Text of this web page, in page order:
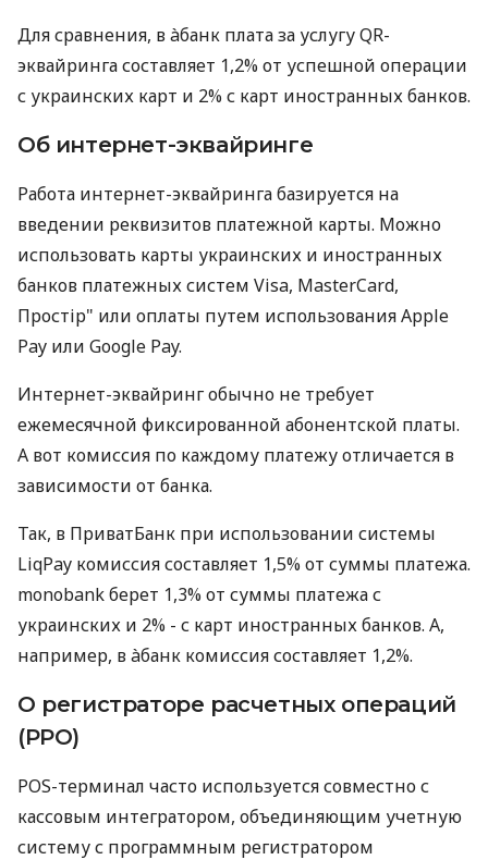
Для сравнения, в àбанк плата за услугу QR-
эквайринга составляет 1,2% от успешной операции
с украинских карт и 2% с карт иностранных банков.
Об интернет-эквайринге
Работа интернет-эквайринга базируется на
введении реквизитов платежной карты. Можно
использовать карты украинских и иностранных
банков платежных систем Visa, MasterCard,
Простір" или оплаты путем использования Apple
Pay или Google Pay.
Интернет-эквайринг обычно не требует
ежемесячной фиксированной абонентской платы.
А вот комиссия по каждому платежу отличается в
зависимости от банка.
Так, в ПриватБанк при использовании системы
LiqPay комиссия составляет 1,5% от суммы платежа.
monobank берет 1,3% от суммы платежа с
украинских и 2% - с карт иностранных банков. А,
например, в àбанк комиссия составляет 1,2%.
О регистраторе расчетных операций
(РРО)
POS-терминал часто используется совместно с
кассовым интегратором, объединяющим учетную
систему с программным регистратором